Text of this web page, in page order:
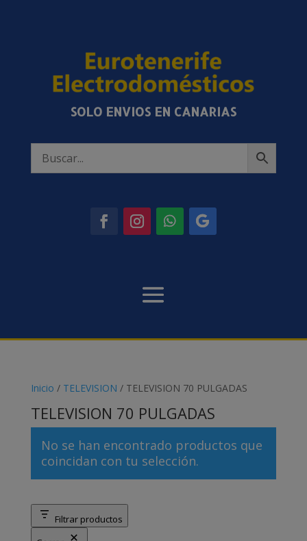
SOLO ENVIOS EN CANARIAS
Inicio / TELEVISION / TELEVISION 70 PULGADAS
TELEVISION 70 PULGADAS
No se han encontrado productos que
coincidan con tu selección.
Filtrar productos